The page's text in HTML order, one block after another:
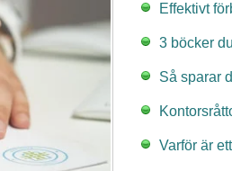
Effektivt
3 böcker
Så sparar
Varför är